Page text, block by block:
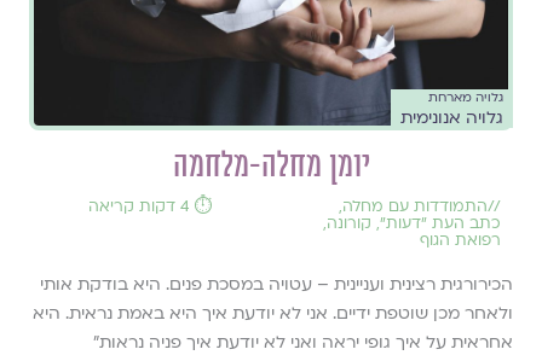
גלויה מארחת
גלויה אנונימית
יומן מחלה-מלחמה
//התמודדות עם מחלה,
כתב העת ״דעות״, קורונה,
רפואת הגוף
⏱️ 4 דקות קריאה
הכירורגית רצינית ועניינית – עטויה במסכת פנים. היא בודקת אותי
ולאחר מכן שוטפת ידיים. אני לא יודעת איך היא באמת נראית. היא
אחראית על איך גופי יראה ואני לא יודעת איך פניה נראות"